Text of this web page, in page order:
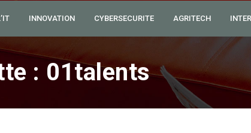
INNOVATION CYBERSECURITE AGRITECH
: 01talents